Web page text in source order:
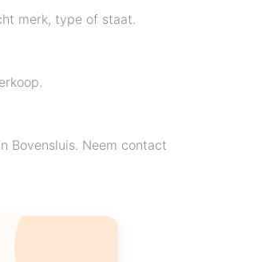
merk, type of staat.
Bovensluis. Neem contact